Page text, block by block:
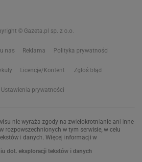
© Gazeta.pl sp. z o.o.
nas Reklama Polityka prywatności
Licencje/Kontent Zgłoś błąd
Ustawienia prywatności
nie wyraża zgody na zwielokrotnianie ani inne
rozpowszechnionych w tym serwisie, w celu
i danych. Więcej informacji w
dot. eksploracji tekstów i danych